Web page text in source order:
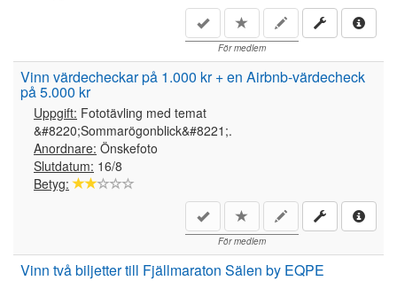
För medlem
Vinn värdecheckar på 1.000 kr + en Airbnb-värdecheck
på 5.000 kr
Uppgift: Fototävling med temat
&#8220;Sommarögonblick&#8221;.
Anordnare: Önskefoto
Slutdatum: 16/8
Betyg:
För medlem
Vinn två biljetter till Fjällmaraton Sälen by EQPE